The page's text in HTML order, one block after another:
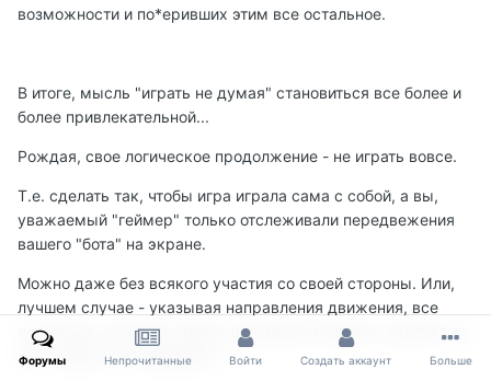
возможности и по*еривших этим все остальное.
В итоге, мысль "играть не думая" становиться все более и
более привлекательной...
Рождая, свое логическое продолжение - не играть вовсе.
Т.е. сделать так, чтобы игра играла сама с собой, а вы,
уважаемый "геймер" только отслеживали передвежения
вашего "бота" на экране.
Можно даже без всякого участия со своей стороны. Или,
лучшем случае - указывая направления движения, все
остальное, включая ответы и решения машинко сделает за
вас. Удобно, не правдали?
Форумы Непрочитанные Войти Создать аккаунт Больше